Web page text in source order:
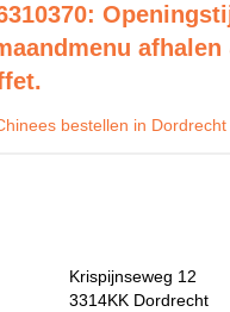
afhalen
bestellen in Dordrecht
Krispijnseweg 12
3314KK Dordrecht